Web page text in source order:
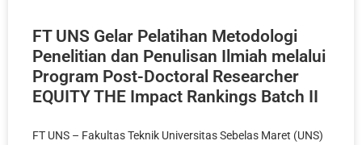
FT UNS Gelar Pelatihan Metodologi
Penelitian dan Penulisan Ilmiah melalui
Program Post-Doctoral Researcher
EQUITY THE Impact Rankings Batch II
FT UNS – Fakultas Teknik Universitas Sebelas Maret (UNS)